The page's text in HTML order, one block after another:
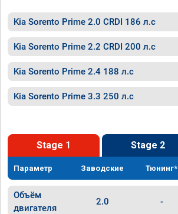
Kia Sorento Prime 2.0 CRDI 186 л.с
Kia Sorento Prime 2.2 CRDI 200 л.с
Kia Sorento Prime 2.4 188 л.с
Kia Sorento Prime 3.3 250 л.с
Stage 1 Stage 2
Параметр Заводские Тюнинг*
Объём
двигателя
2.0 -